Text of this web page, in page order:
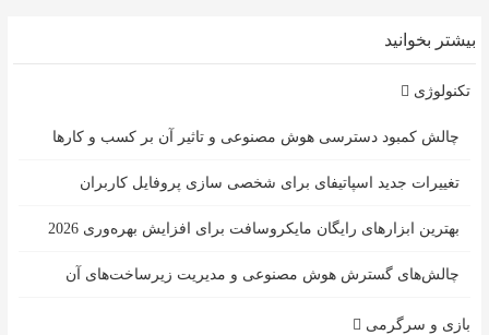
بیشتر بخوانید
تکنولوژی
چالش کمبود دسترسی هوش مصنوعی و تاثیر آن بر کسب و کارها
تغییرات جدید اسپاتیفای برای شخصی سازی پروفایل کاربران
بهترین ابزارهای رایگان مایکروسافت برای افزایش بهره‌وری 2026
چالش‌های گسترش هوش مصنوعی و مدیریت زیرساخت‌های آن
بازی و سرگرمی